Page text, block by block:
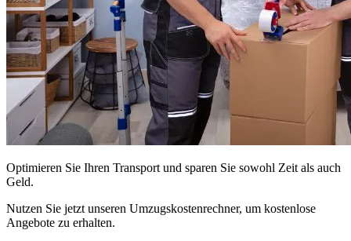
Optimieren Sie Ihren Transport und sparen Sie sowohl Zeit als auch
Geld.
Nutzen Sie jetzt unseren Umzugskostenrechner, um kostenlose
Angebote zu erhalten.